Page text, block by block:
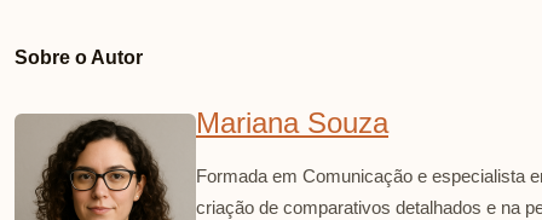
Sobre o Autor
Mariana Souza
Formada em Comunicação e especialista
criação de comparativos detalhados e na